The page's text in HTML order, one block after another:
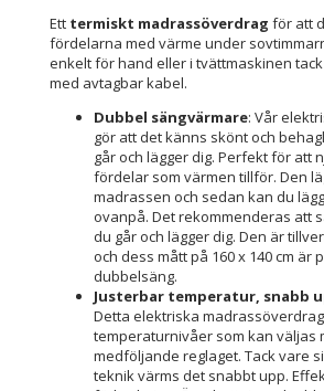
Ett termiskt madrassöverdrag för att
fördelarna med värme under
enkelt för hand eller i tvättmaskinen
med avtagbar kabel.
Dubbel sängvärmare: Vår
gör att det känns skönt och
går och lägger dig. Perfekt för att
fördelar som värmen tillför. Den
madrassen och sedan kan du
ovanpå. Det rekommenderas att
du går och lägger dig. Den är
och dess mått på 160 x 140 cm är
dubbelsäng.
Justerbar temperatur, snabb
Detta elektriska
temperaturnivåer som kan väljas
medföljande reglaget. Tack vare
teknik värms det snabbt upp.